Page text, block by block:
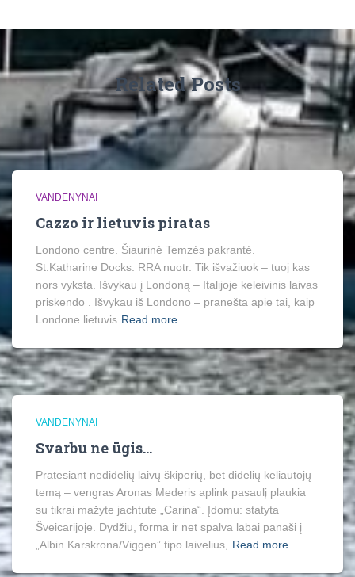
Related Posts
VANDENYNAI
Cazzo ir lietuvis piratas
Londono centre. Šiaurinė Temzės pakrantė.
St.Katharine Docks. RRA nuotr. Tik išvažiuok – tuoj kas
nors vyksta. Išvykau į Londoną – Italijoje keleivinis laivas
priskendo . Išvykau iš Londono – pranešta apie tai, kaip
Londone lietuvis Read more
VANDENYNAI
Svarbu ne ūgis…
Pratesiant nedidelių laivų škiperių, bet didelių keliautojų
temą – vengras Aronas Mederis aplink pasaulį plaukia
su tikrai mažyte jachtute „Carina“. Įdomu: statyta
Šveicarijoje. Dydžiu, forma ir net spalva labai panaši į
„Albin Karskrona/Viggen” tipo laivelius,
Read more